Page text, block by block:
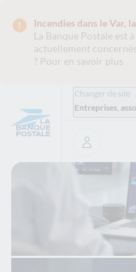
Incendies dans le Var,
La Banque Postale est
actuellement
? Pour en savoir plus
Changer de site
Entreprises,
Se connecter